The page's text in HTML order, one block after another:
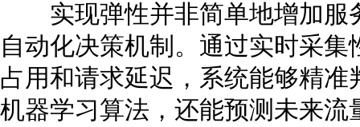
实现弹性并非简单地增加服
自动化决策机制。通过实时采
占用和请求延迟，系统能够精
机器学习算法，还能预测未来